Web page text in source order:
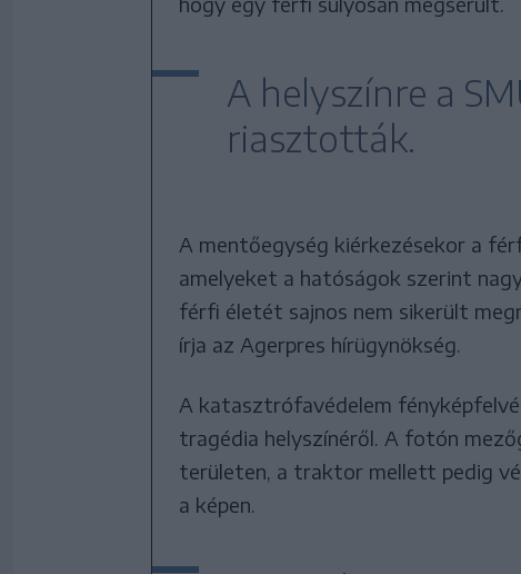
A helyszínre a
riasztották.
A mentőegység kiérkezésekor a
amelyeket a hatóságok szerint
férfi életét sajnos nem sikerült
írja az Agerpres hírügynökség.
A katasztrófavédelem
tragédia helyszínéről. A fotón
területen, a traktor mellett pedig
a képen.